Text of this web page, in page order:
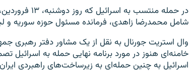
در حمله منتسب
شامل محمدرضا زاهدی، فرمانده مسئول حوزه سوریه و
وال استریت جورنال به نقل از یک مشاور دفتر رهبری
خامنه‌ای هنوز در مورد برنامه نهایی حمله به
اسرائیل به چنین حمله‌ای به زیرساخت‌های راهبردی